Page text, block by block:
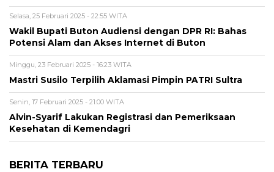
Selasa, 25 Februari 2025 - 22:55 WITA
Wakil Bupati Buton Audiensi dengan DPR RI: Bahas
Potensi Alam dan Akses Internet di Buton
Minggu, 23 Februari 2025 - 16:23 WITA
Mastri Susilo Terpilih Aklamasi Pimpin PATRI Sultra
Senin, 17 Februari 2025 - 21:00 WITA
Alvin-Syarif Lakukan Registrasi dan Pemeriksaan
Kesehatan di Kemendagri
BERITA TERBARU